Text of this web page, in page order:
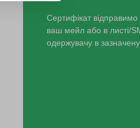
Сертифікат відправимо
ваш мейл або в листі/
одержувачу в